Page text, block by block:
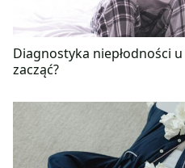
Diagnostyka niepłodności
zacząć?